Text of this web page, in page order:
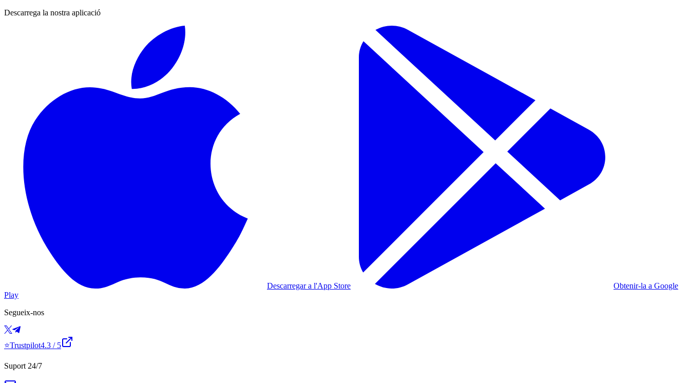
Descarrega la nostra aplicació
Descarregar a l'App Store
Obtenir-la a Google
Play
Segueix-nos
⭐Trustpilot4.3 / 5
Suport 24/7